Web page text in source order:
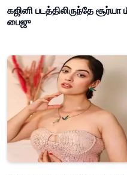
கஜினி படத்திலிருந்தே
பைஜு